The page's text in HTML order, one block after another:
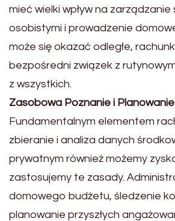
mieć wielki wpływ na zarządzanie
osobistymi i prowadzenie
może się okazać odległe,
bezpośredni związek z
z wszystkich.
Zasobowa Poznanie i Planowanie
Fundamentalnym elementem
zbieranie i analiza danych
prywatnym również możemy
zastosujemy te zasady.
domowego budżetu, śledzenie
planowanie przyszłych